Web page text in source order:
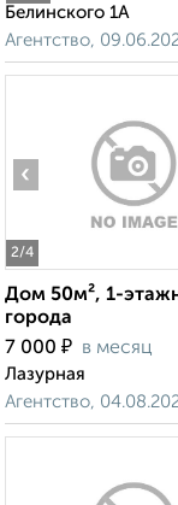
Белинского 1А
Агентство,
2/4
‹
Дом 50м², 1-
города
7 000 ₽ в месяц
Лазурная
Агентство,